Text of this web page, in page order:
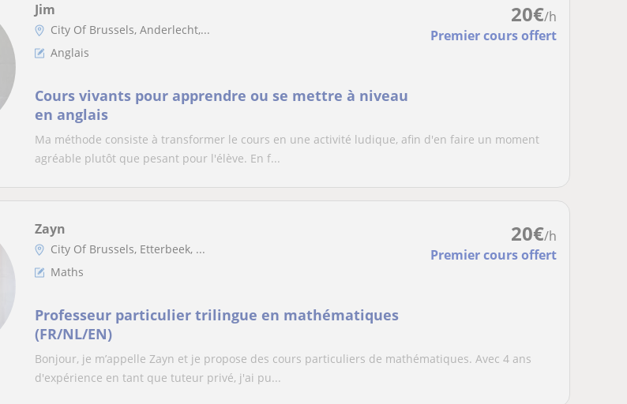
20€/h
Premier cours offert
Jim
City Of Brussels, Anderlecht,...
Anglais
Cours vivants pour apprendre ou se mettre à niveau
en anglais
Ma méthode consiste à transformer le cours en une activité ludique, afin d'en faire un moment
agréable plutôt que pesant pour l'élève. En f...
20€/h
Premier cours offert
Zayn
City Of Brussels, Etterbeek, ...
Maths
Professeur particulier trilingue en mathématiques
(FR/NL/EN)
Bonjour, je m’appelle Zayn et je propose des cours particuliers de mathématiques. Avec 4 ans
d'expérience en tant que tuteur privé, j'ai pu...